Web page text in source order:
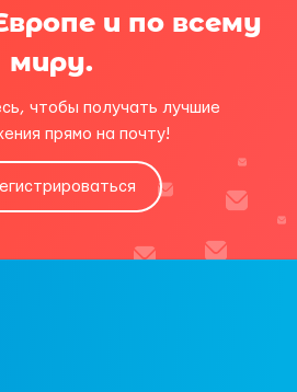
и по всему
миру.
чтобы получать лучшие
прямо на почту!